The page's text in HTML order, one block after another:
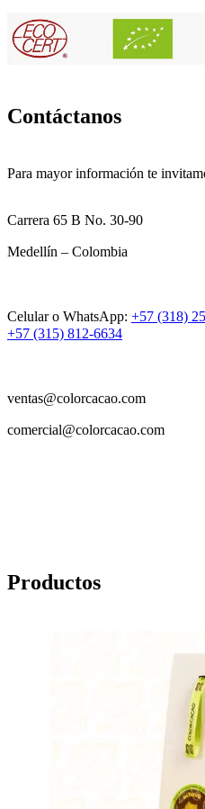
Contáctanos
Para mayor información te
Carrera 65 B No. 30-90
Medellín – Colombia
Celular o WhatsApp: +57 (318)
+57 (315) 812-6634
ventas@colorcacao.com
comercial@colorcacao.com
Productos